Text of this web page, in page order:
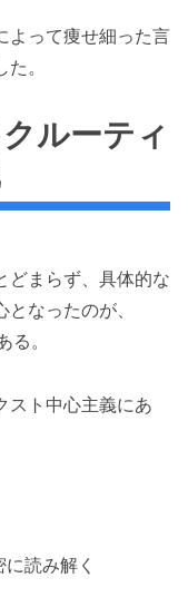
よって痩せ細った言
。
ルーティ
まらず、具体的な
なったのが、
。
スト中心主義にあ
読み解く